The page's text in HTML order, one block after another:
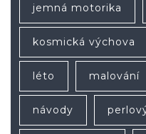
jemná motorika
kosmická výchova
léto malování
návody